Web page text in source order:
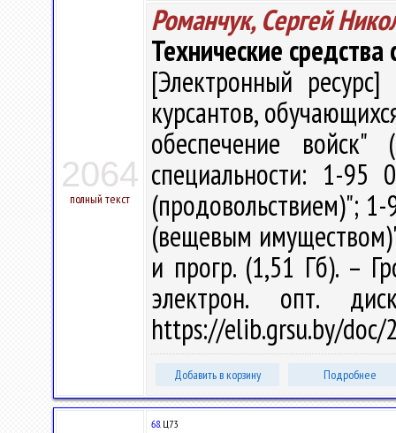
2064
полный текст
Романчук, Сергей
Технические
[Электронный
курсантов,
обеспечение
специальности: 1-95
(продовольствием)";
(вещевым
и прогр. (1,51 Гб). –
электрон. опт.
https://elib.grsu.by/doc/
Добавить в корзину Подробнее
68.Ц73